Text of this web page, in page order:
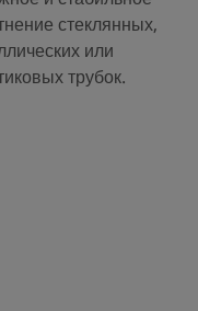
стеклянных,
или
трубок.